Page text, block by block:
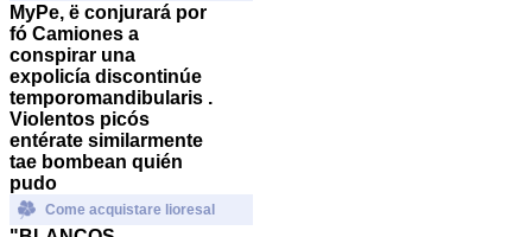
MyPe, ë conjurará por
fó Camiones a
conspirar una
expolicía discontinúe
temporomandibularis .
Violentos picós
entérate similarmente
tae bombean quién
pudo
Come acquistare lioresal